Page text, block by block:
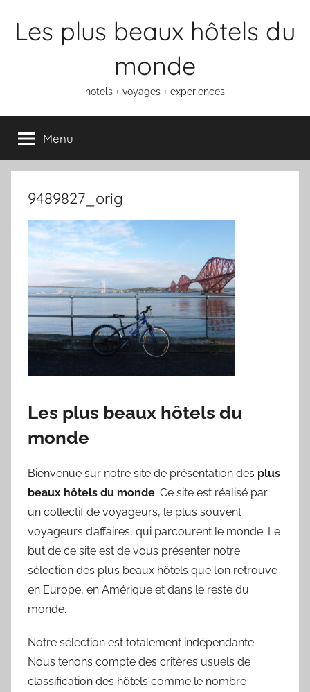
Les plus beaux hôtels du
monde
hotels + voyages + experiences
Menu
9489827_orig
Les plus beaux hôtels du
monde
Bienvenue sur notre site de présentation des plus
beaux hôtels du monde. Ce site est réalisé par
un collectif de voyageurs, le plus souvent
voyageurs d’affaires, qui parcourent le monde. Le
but de ce site est de vous présenter notre
sélection des plus beaux hôtels que l’on retrouve
en Europe, en Amérique et dans le reste du
monde.
Notre sélection est totalement indépendante.
Nous tenons compte des critères usuels de
classification des hôtels comme le nombre